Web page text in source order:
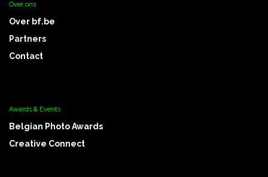
Over ons
Over bf.be
Partners
Contact
Awards & Events
Belgian Photo Awards
Creative Connect